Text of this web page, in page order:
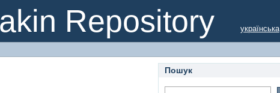
Repository
українська
Пошук